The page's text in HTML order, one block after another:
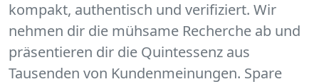
kompakt, authentisch und verifiziert. Wir
nehmen dir die mühsame Recherche ab und
präsentieren dir die Quintessenz aus
Tausenden von Kundenmeinungen. Spare